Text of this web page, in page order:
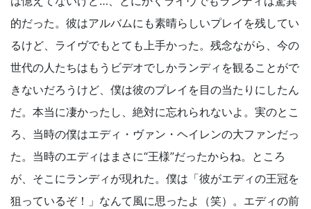
的だった。彼はアルバムにも素晴らしいプレイを残してい
るけど、ライヴでもとても上手かった。残念ながら、今の
世代の人たちはもうビデオでしかランディを観ることがで
きないだろうけど、僕は彼のプレイを目の当たりにしたん
だ。本当に凄かったし、絶対に忘れられないよ。実のとこ
ろ、当時の僕はエディ・ヴァン・ヘイレンの大ファンだっ
た。当時のエディはまさに“王様”だったからね。ところ
が、そこにランディが現れた。僕は「彼がエディの王冠を
狙っているぞ！」なんて風に思ったよ（笑）。エディの前